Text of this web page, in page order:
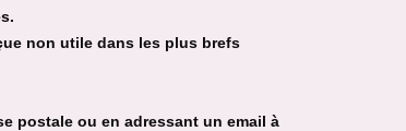
non utile dans les plus brefs
postale ou en adressant un email à